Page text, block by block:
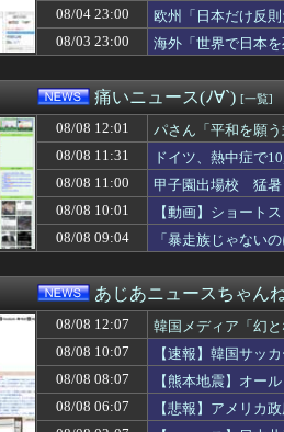
路上駐車経験率が過去最少の
【日向坂46】来月、坂道vsカワ
【悲報】日向坂46、歴代最低タイ
【衝撃】ママレードボーイってア
村上宗隆の第２５号ホームラン
【画像】女子の体型ジャンル、
広島田村後逸
【悲報】ちいかわのモモンガ、逝
【画像あり】オタクくん、女の服
【唖然】トメと２か月半ほどお試
【画像】佐倉綾音(32)、自分のシ
『ヤニねこ』【衝撃】ヤニねこ
【動画】どう見ても車がヤバい
【速報】秋田県、オイルマネー
ディズニーJK、友達と脚の細さ
【悲報】大石あきこ前衆院議員
【悲報】欧州サッカーの順位、
海外「村上宗隆6試合ぶり25号特
【悲報】岡本和真さんの指標ち
【絶望】大阪のトイレ、究極の
08/04 23:00
欧州「日本だけ反
08/03 23:00
海外「世界で日本
痛いニュース(ﾉ∀`) [一覧]
08/08 12:01
パさん「平和を願
08/08 11:31
ドイツ、熱中症で
08/08 11:00
甲子園出場校 猛暑
08/08 10:01
【動画】ショート
08/08 09:04
「暴走族じゃない
あじあニュースちゃん
08/08 12:07
韓国メディア「幻
08/08 10:07
【速報】韓国サッ
08/08 08:07
【熊本地震】オー
08/08 06:07
【悲報】アメリカ